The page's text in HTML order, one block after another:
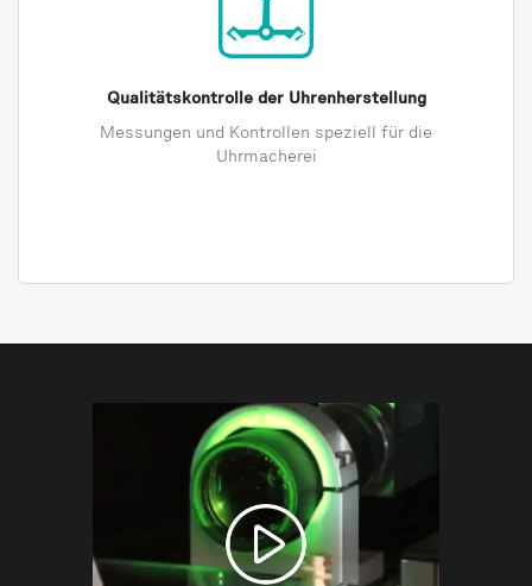
Qualitätskontrolle der Uhrenherstellung
Messungen und Kontrollen speziell für die
Uhrmacherei